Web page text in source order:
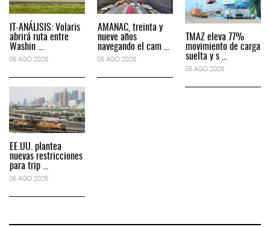
IT-ANÁLISIS: Volaris
abrirá ruta entre
Washin ...
06 AGO 2026
EE.UU. plantea
nuevas restricciones
para trip ...
05 AGO 2026
AMANAC, treinta y
nueve años
navegando el cam ...
05 AGO 2026
TMAZ eleva 77%
movimiento de carga
suelta y s ...
05 AGO 2026